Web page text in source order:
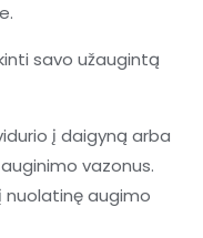
savo užaugintą
į daigyną arba
vazonus.
nuolatinę augimo